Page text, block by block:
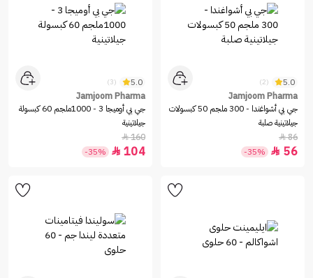
5.0
(2)
Jamjoom Pharma
جي بي أشواغندا - 300 ملجم 50 كبسولات
جيلاتينية صلبة
86

56

-35%
5.0
(3)
Jamjoom Pharma
جي بي أوميجا 3 - 1000ملجم 60 كبسولة
جيلاتينية
160

104

-35%